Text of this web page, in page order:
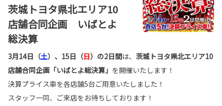
茨城トヨタ県北エリア10
店舗合同企画 いばとよ
総決算
3月14日（土）、15日（日）の2日間は、 茨城トヨタ県北エリア10
店舗合同企画「いばとよ総決算」 を開催いたします！
決算プライス車を各店舗5台ご用意いたしました！
スタッフ一同、ご来店をお待ちしております！